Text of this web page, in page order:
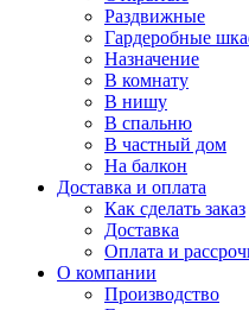
Раздвижные
Гардеробные
Назначение
В комнату
В нишу
В спальню
В частный дом
На балкон
Доставка и оплата
Как сделать заказ
Доставка
Оплата и
О компании
Производство